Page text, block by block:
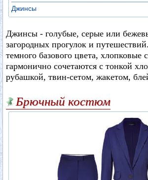
Джинсы
Джинсы - голубые, серые или
загородных прогулок и
темного базового цвета,
гармонично сочетаются с тонкой
рубашкой, твин-сетом, жакетом,
Брючный костюм